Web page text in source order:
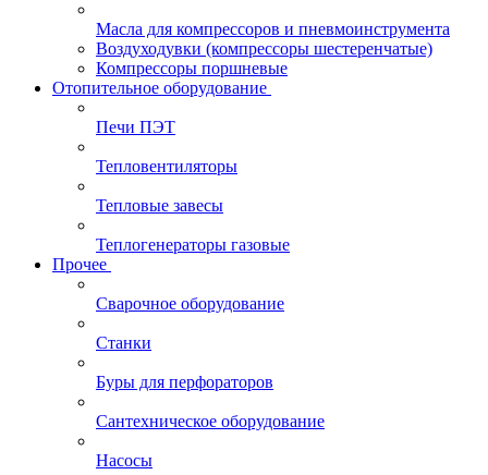
Масла для компрессоров и пневмоинструмента
Воздуходувки (компрессоры шестеренчатые)
Компрессоры поршневые
Отопительное оборудование
Печи ПЭТ
Тепловентиляторы
Тепловые завесы
Теплогенераторы газовые
Прочее
Сварочное оборудование
Станки
Буры для перфораторов
Сантехническое оборудование
Насосы